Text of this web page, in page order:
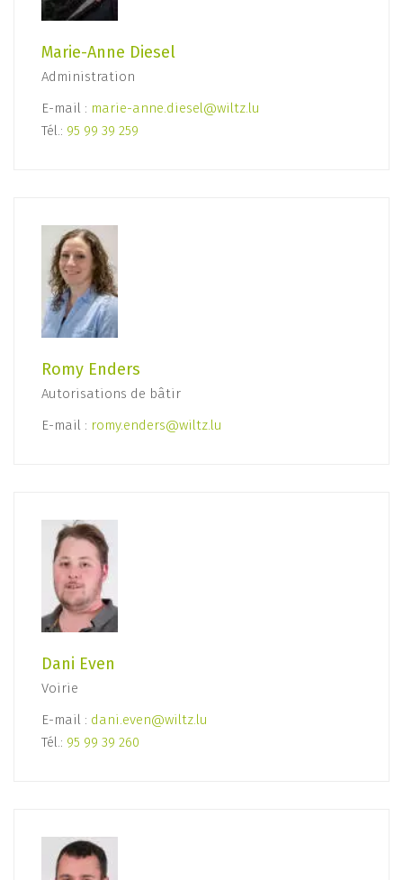
Marie-Anne Diesel
Administration
E-mail : marie-anne.diesel@wiltz.lu
Tél.: 95 99 39 259
Romy Enders
Autorisations de bâtir
E-mail : romy.enders@wiltz.lu
Dani Even
Voirie
E-mail : dani.even@wiltz.lu
Tél.: 95 99 39 260